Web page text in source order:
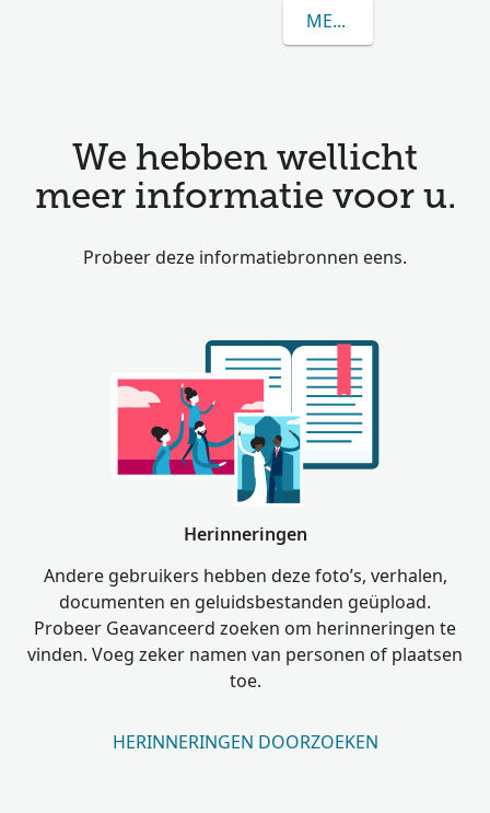
MEER OVER
We hebben wellicht
meer informatie voor u.
Probeer deze informatiebronnen eens.
Herinneringen
Andere gebruikers hebben deze foto’s, verhalen,
documenten en geluidsbestanden geüpload.
Probeer Geavanceerd zoeken om herinneringen te
vinden. Voeg zeker namen van personen of plaatsen
toe.
HERINNERINGEN DOORZOEKEN